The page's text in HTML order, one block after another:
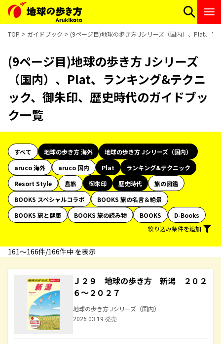
TOP ガイドブック (9ページ目)地球の歩き方 Jシリーズ（国内）、Plat、
(9ページ目)地球の歩き方 Jシリーズ
（国内）、Plat、ランキング&テクニ
ック、御朱印、歴史時代のガイドブッ
ク一覧
すべて 地球の歩き方 海外
地球の歩き方 Jシリーズ（国内）
aruco 海外
aruco 国内 Plat
ランキング&テクニック
Resort Style
島旅 御朱印 歴史時代
旅の図鑑
BOOKS スペシャルコラボ
BOOKS 旅の名言＆絶景
BOOKS 旅と健康
BOOKS 旅の読み物 BOOKS
D-Books
絞り込み条件を追加
161〜166件/166件中 を表示
Ｊ２９ 地球の歩き方 新潟 ２０２
６～２０２７
地球の歩き方 Jシリーズ（国内）
2026.03.19 発売